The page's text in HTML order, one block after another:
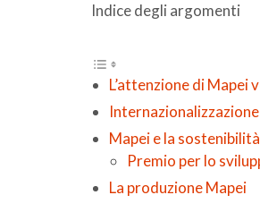
Indice degli argomenti
L’attenzione di Mapei
Internazionalizzazione
Mapei e la sostenibilità
Premio per lo
La produzione Mapei